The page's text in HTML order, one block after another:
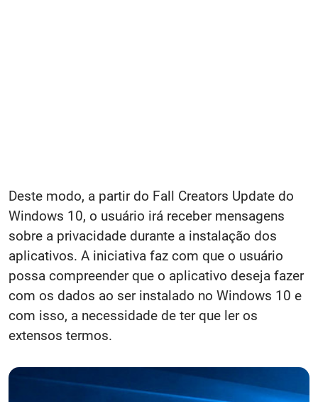
Deste modo, a partir do Fall Creators Update do
Windows 10, o usuário irá receber mensagens
sobre a privacidade durante a instalação dos
aplicativos. A iniciativa faz com que o usuário
possa compreender que o aplicativo deseja fazer
com os dados ao ser instalado no Windows 10 e
com isso, a necessidade de ter que ler os
extensos termos.